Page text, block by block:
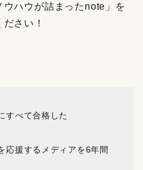
ハウが詰まったnote」を
さい！
すべて合格した
応援するメディアを6年間